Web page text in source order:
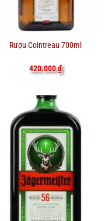
Rượu Cointreau 700ml
420.000₫